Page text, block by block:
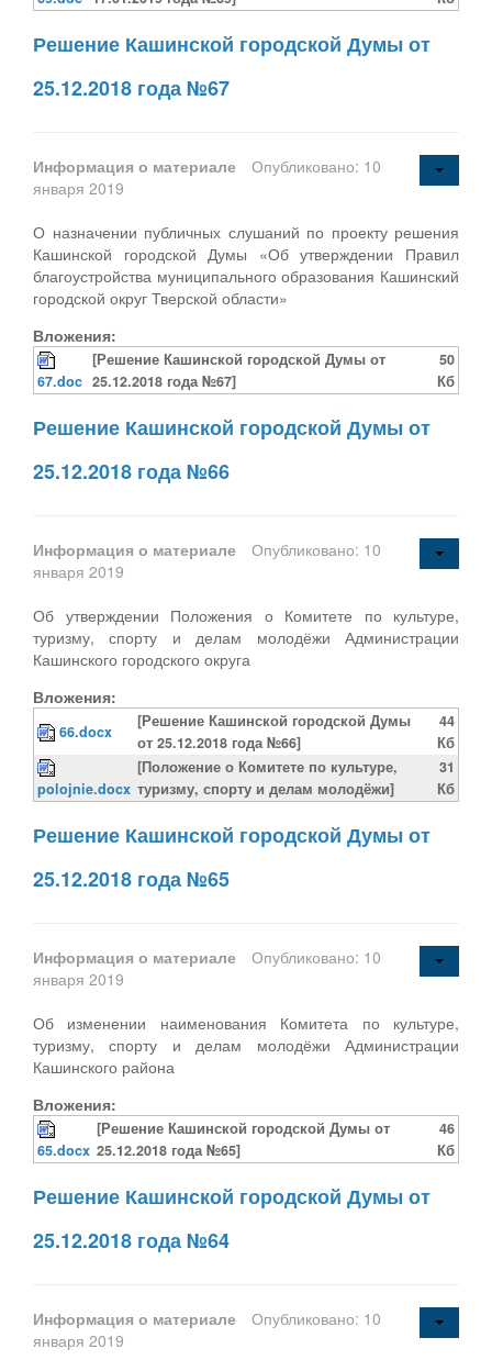
Решение Кашинской городской Думы от
25.12.2018 года №67
Информация о материале
Опубликовано: 10
января 2019
О назначении публичных слушаний по проекту решения
Кашинской городской Думы «Об утверждении Правил
благоустройства муниципального образования Кашинский
городской округ Тверской области»
Вложения:
67.doc
[Решение Кашинской городской Думы от
25.12.2018 года №67]
50
Кб
Решение Кашинской городской Думы от
25.12.2018 года №66
Информация о материале
Опубликовано: 10
января 2019
Об утверждении Положения о Комитете по культуре,
туризму, спорту и делам молодёжи Администрации
Кашинского городского округа
Вложения:
66.docx
[Решение Кашинской городской Думы
от 25.12.2018 года №66]
44
Кб
polojnie.docx
[Положение о Комитете по культуре,
туризму, спорту и делам молодёжи]
31
Кб
Решение Кашинской городской Думы от
25.12.2018 года №65
Информация о материале
Опубликовано: 10
января 2019
Об изменении наименования Комитета по культуре,
туризму, спорту и делам молодёжи Администрации
Кашинского района
Вложения:
65.docx
[Решение Кашинской городской Думы от
25.12.2018 года №65]
46
Кб
Решение Кашинской городской Думы от
25.12.2018 года №64
Информация о материале
Опубликовано: 10
января 2019